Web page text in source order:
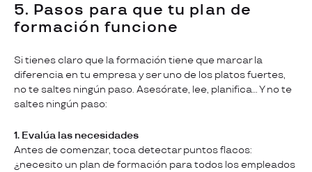
5. Pasos para que tu plan de
formación funcione
Si tienes claro que la formación tiene que marcar la
diferencia en tu empresa y ser uno de los platos fuertes,
no te saltes ningún paso. Asesórate, lee, planifica… Y no te
saltes ningún paso:
1. Evalúa las necesidades
Antes de comenzar, toca detectar puntos flacos:
¿necesito un plan de formación para todos los empleados